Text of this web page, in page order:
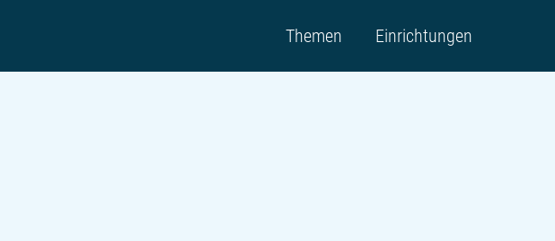
Themen Einrichtungen